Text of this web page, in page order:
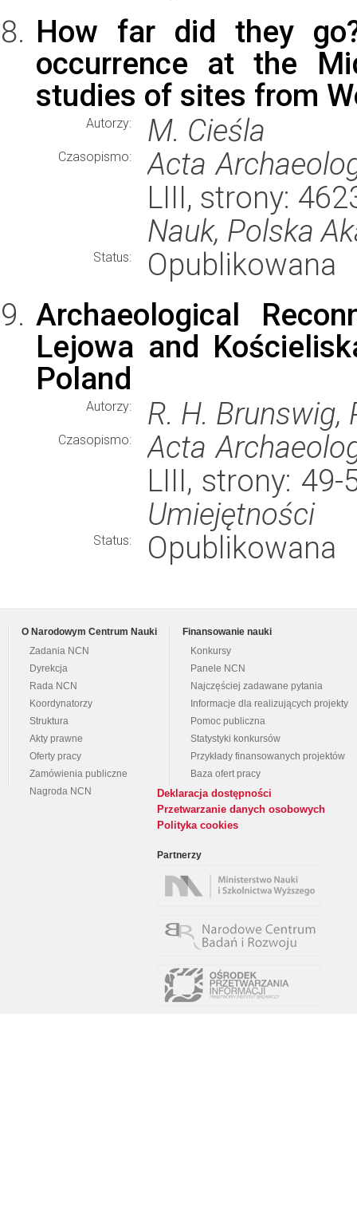
How far did they
occurrence at the
studies of sites from
Autorzy: M. Cieśla
Czasopismo:
Acta
LIII, strony:
Nauk, Polska
Status:
Opublikowana
Archaeological
Lejowa and
Poland
Autorzy: R. H. Brunswig,
Czasopismo:
Acta
LIII, strony:
Umiejętności
Status: Opublikowana
O Narodowym Centrum Nauki
Zadania NCN
Dyrekcja
Rada NCN
Koordynatorzy
Struktura
Akty prawne
Oferty pracy
Zamówienia publiczne
Nagroda NCN
Finansowanie nauki
Konkursy
Panele NCN
Najczęściej zadawane pytania
Informacje dla realizujących projekty
Pomoc publiczna
Statystyki konkursów
Przykłady finansowanych projektów
Baza ofert pracy
Deklaracja dostępności
Przetwarzanie danych osobowych
Polityka cookies
Partnerzy